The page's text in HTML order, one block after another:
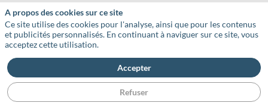
A propos des cookies sur ce site
Ce site utilise des cookies pour l'analyse, ainsi que pour les contenus
et publicités personnalisés. En continuant à naviguer sur ce site, vous
acceptez cette utilisation.
Accepter
Refuser